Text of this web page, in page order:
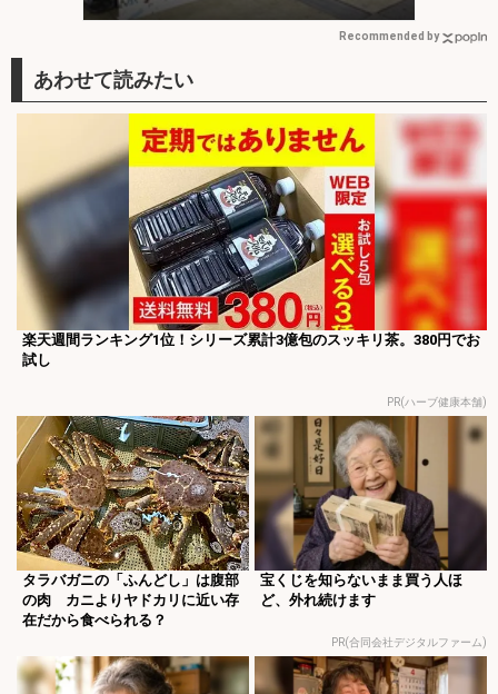
Recommended by
楽天週間ランキング1位！シリーズ累計3億包のスッキリ茶。380円でお
試し
PR(ハーブ健康本舗)
タラバガニの「ふんどし」は腹部
の肉 カニよりヤドカリに近い存
在だから食べられる？
宝くじを知らないまま買う人ほ
ど、外れ続けます
PR(合同会社デジタルファーム)